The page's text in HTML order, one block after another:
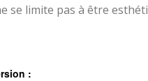
limite pas à être
: